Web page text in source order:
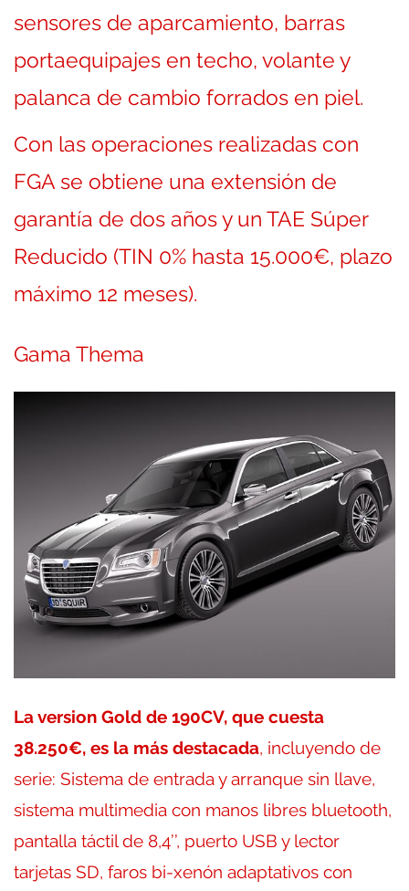
sensores de aparcamiento, barras
portaequipajes en techo, volante y
palanca de cambio forrados en piel.
Con las operaciones realizadas con
FGA se obtiene una extensión de
garantía de dos años y un TAE Súper
Reducido (TIN 0% hasta 15.000€, plazo
máximo 12 meses).
Gama Thema
La version Gold de 190CV, que cuesta
38.250€, es la más destacada, incluyendo de
serie: Sistema de entrada y arranque sin llave,
sistema multimedia con manos libres bluetooth,
pantalla táctil de 8,4’’, puerto USB y lector
tarjetas SD, faros bi-xenón adaptativos con